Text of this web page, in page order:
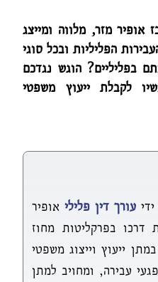
אופיר מזר, מלווה ומייצג
הפליליות ובכל סוגי
בפליליים? הוגש נגדכם
לקבלת ייעוץ משפטי
עורך דין פליליאופיר
בפרקליטות מחוז
ייעוץ וייצוג משפטי
עבירה, ומחויב למתן